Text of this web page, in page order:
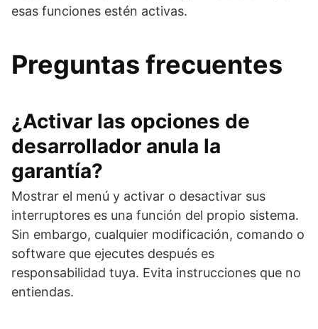
esas funciones estén activas.
Preguntas frecuentes
¿Activar las opciones de
desarrollador anula la
garantía?
Mostrar el menú y activar o desactivar sus
interruptores es una función del propio sistema.
Sin embargo, cualquier modificación, comando o
software que ejecutes después es
responsabilidad tuya. Evita instrucciones que no
entiendas.